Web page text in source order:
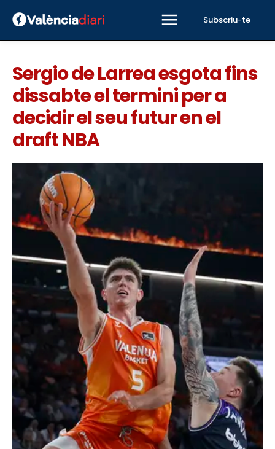
Subscriu-te
Sergio de Larrea esgota fins
dissabte el termini per a
decidir el seu futur en el
draft NBA